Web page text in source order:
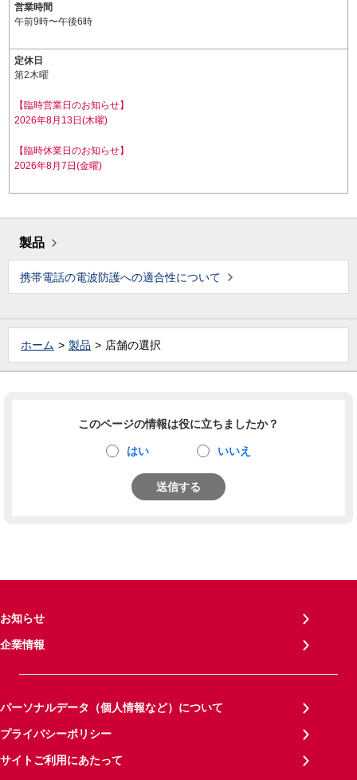
営業時間
午前9時〜午後6時
定休日
第2木曜
【臨時営業日のお知らせ】
2026年8月13日(木曜)
【臨時休業日のお知らせ】
2026年8月7日(金曜)
製品
携帯電話の電波防護への適合性について
ホーム 製品 店舗の選択
このページの情報は役に立ちましたか？
はい いいえ
送信する
お知らせ
企業情報
パーソナルデータ（個人情報など）について
プライバシーポリシー
サイトご利用にあたって